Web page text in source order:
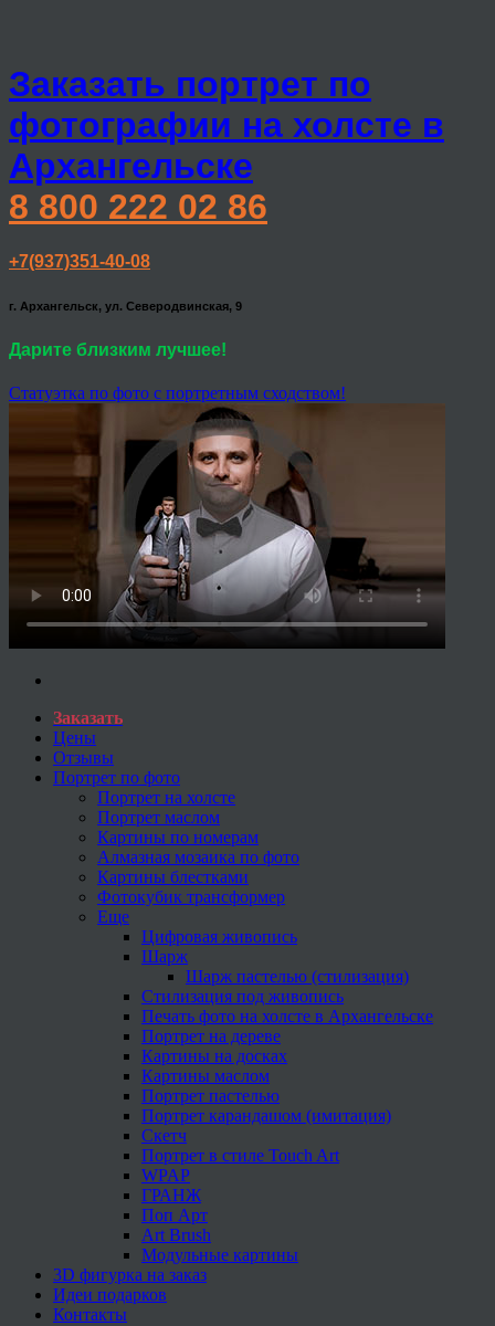
Заказать портрет по
фотографии на холсте в
Архангельске
8 800 222 02 86
+7(937)351-40-08
г. Архангельск, ул. Северодвинская, 9
Дарите близким лучшее!
Статуэтка по фото с портретным сходством!
Заказать
Цены
Отзывы
Портрет по фото
Портрет на холсте
Портрет маслом
Картины по номерам
Алмазная мозаика по фото
Картины блестками
Фотокубик трансформер
Еще
Цифровая живопись
Шарж
Шарж пастелью (стилизация)
Стилизация под живопись
Печать фото на холсте в Архангельске
Портрет на дереве
Картины на досках
Картины маслом
Портрет пастелью
Портрет карандашом (имитация)
Скетч
Портрет в стиле Touch Art
WPAP
ГРАНЖ
Поп Арт
Art Brush
Модульные картины
3D фигурка на заказ
Идеи подарков
Контакты